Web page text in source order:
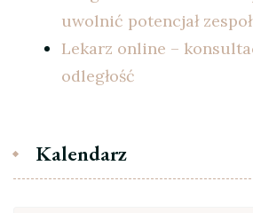
uwolnić potencjał
Lekarz online –
odległość
Kalendarz